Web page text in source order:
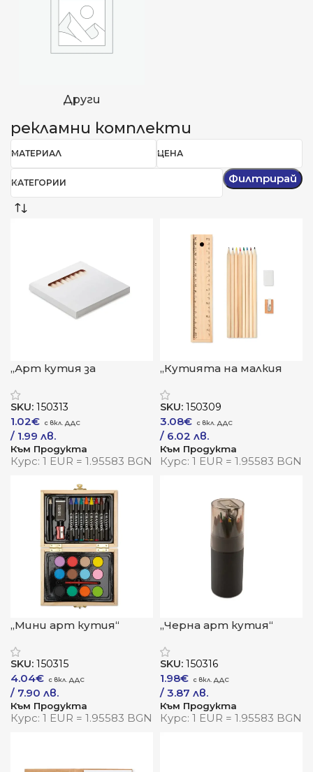
Други
рекламни комплекти
МАТЕРИАЛ ЦЕНА
КАТЕГОРИИ Филтрирай
„Арт кутия за
SKU: 150313
1.02€
/ 1.99 лв.
Към Продукта
Курс: 1 EUR = 1.95583 BGN
„Кутията на малкия
SKU: 150309
3.08€
/ 6.02 лв.
Към Продукта
Курс: 1 EUR = 1.95583 BGN
„Мини арт кутия“
SKU: 150315
4.04€
/ 7.90 лв.
Към Продукта
Курс: 1 EUR = 1.95583 BGN
„Черна арт кутия“
SKU: 150316
1.98€
/ 3.87 лв.
Към Продукта
Курс: 1 EUR = 1.95583 BGN